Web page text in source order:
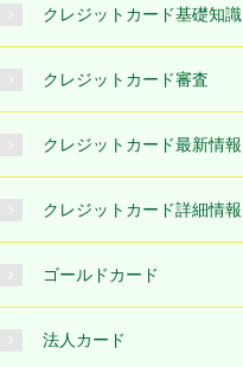
クレジットカード基礎知識
クレジットカード審査
クレジットカード最新情報
クレジットカード詳細情報
ゴールドカード
法人カード